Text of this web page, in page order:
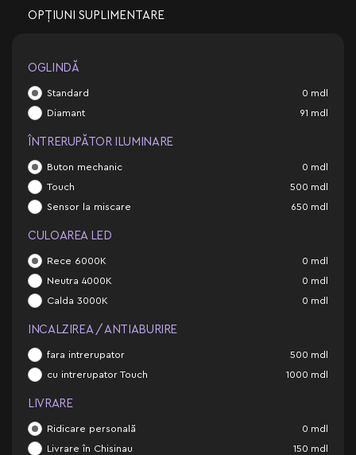
OPȚIUNI SUPLIMENTARE
OGLINDĂ
Standard 0 mdl
Diamant 91 mdl
ÎNTRERUPĂTOR ILUMINARE
Buton mechanic 0 mdl
Touch 500 mdl
Sensor la miscare 650 mdl
CULOAREA LED
Rece 6000K 0 mdl
Neutra 4000K 0 mdl
Calda 3000K 0 mdl
INCALZIREA / ANTIABURIRE
fara intrerupator 500 mdl
cu intrerupator Touch 1000 mdl
LIVRARE
Ridicare personală 0 mdl
Livrare în Chisinau 150 mdl